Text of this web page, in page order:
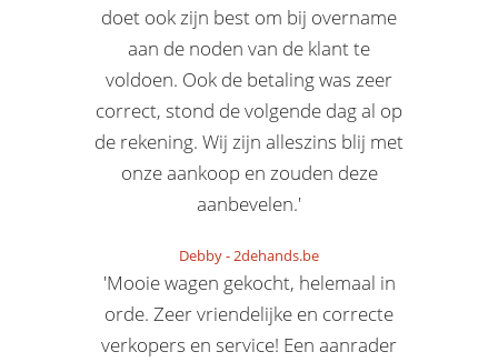
doet ook zijn best om bij overname
aan de noden van de klant te
voldoen. Ook de betaling was zeer
correct, stond de volgende dag al op
de rekening. Wij zijn alleszins blij met
onze aankoop en zouden deze
aanbevelen.'
Debby-2dehands.be
'Mooie wagen gekocht, helemaal in
orde. Zeer vriendelijke en correcte
verkopers en service! Een aanrader